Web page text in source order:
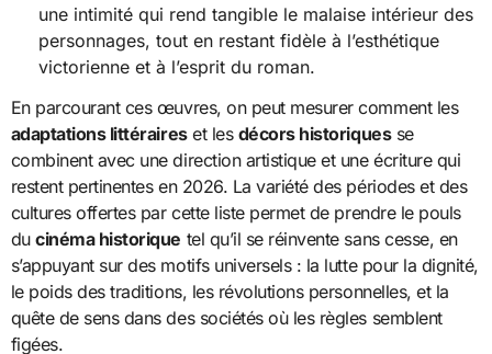
une intimité qui rend tangible le malaise intérieur des
personnages, tout en restant fidèle à l’esthétique
victorienne et à l’esprit du roman.
En parcourant ces œuvres, on peut mesurer comment les
adaptations littéraireset les décors historiquesse
combinent avec une direction artistique et une écriture qui
restent pertinentes en 2026. La variété des périodes et des
cultures offertes par cette liste permet de prendre le pouls
ducinéma historique tel qu’il se réinvente sans cesse, en
s’appuyant sur des motifs universels : la lutte pour la dignité,
le poids des traditions, les révolutions personnelles, et la
quête de sens dans des sociétés où les règles semblent
figées.